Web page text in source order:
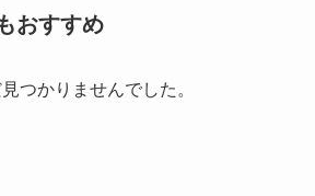
おすすめ
つかりませんでした。